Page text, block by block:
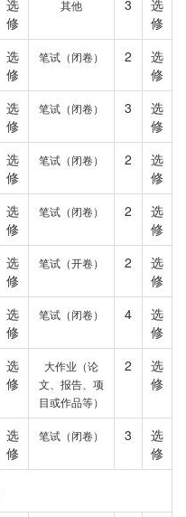
选
修
其他 3
选
修
选
修
笔试（闭卷） 2
选
修
选
修
笔试（闭卷） 3
选
修
选
修
笔试（闭卷） 2
选
修
选
修
笔试（闭卷） 2
选
修
选
修
笔试（开卷） 2
选
修
选
修
笔试（闭卷） 4
选
修
选
修
大作业（论
文、报告、项
目或作品等）
2
选
修
选
修
笔试（闭卷） 3
选
修